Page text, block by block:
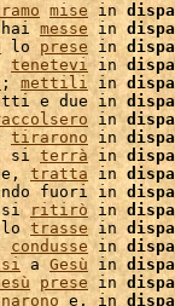
mise in
hai messe in
lo prese in
tenetevi in
; mettili in
e due in
in
tirarono in
si terrà in
tratta in
fuori in
ritirò in
trasse in
condusse in
a Gesù in
prese in
e, in